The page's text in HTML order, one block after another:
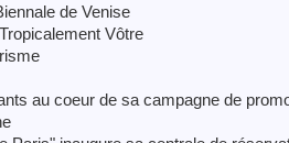
de Venise
Vôtre
au coeur de sa campagne de